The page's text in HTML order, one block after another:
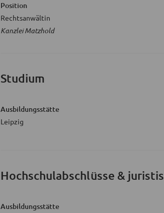
Position
Rechtsanwältin
Kanzlei Matzhold
Studium
Ausbildungsstätte
Leipzig
Hochschulabschlüsse &
Ausbildungsstätte